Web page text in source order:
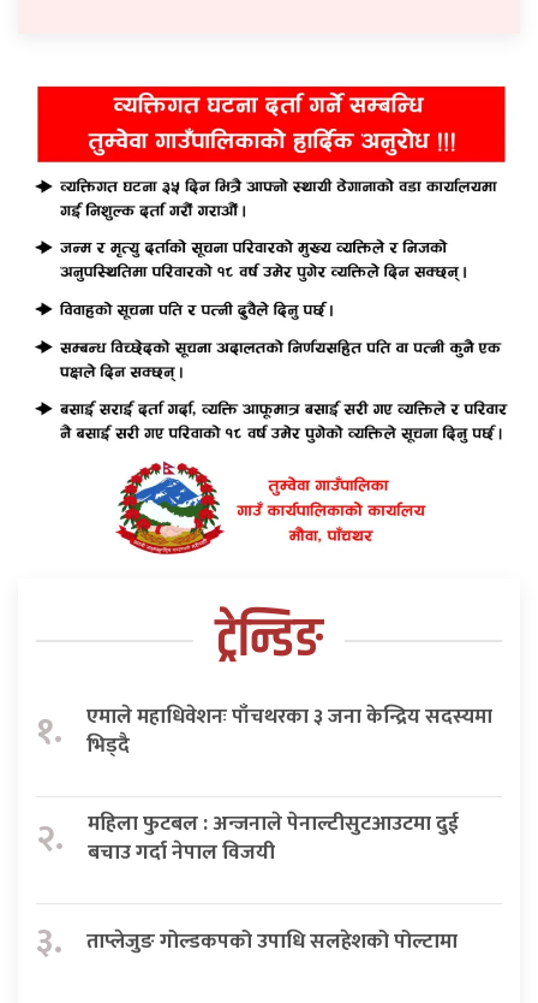
ट्रेन्डिङ
१.
एमाले महाधिवेशनः पाँचथरका ३ जना केन्द्रिय सदस्यमा
भिड्दै
२.
महिला फुटबल : अन्जनाले पेनाल्टीसुटआउटमा दुई
बचाउ गर्दा नेपाल विजयी
३. ताप्लेजुङ गोल्डकपको उपाधि सलहेशको पोल्टामा